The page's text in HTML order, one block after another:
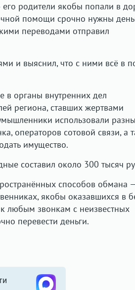
родители якобы попали в
помощи срочно нужны
переводами отправил
и выяснил, что с ними всё в
органы внутренних дел
региона, ставших жертвами
использовали
операторов сотовой связи, а
имущество.
составил около 300 тысяч
способов обмана
якобы оказавшихся в
любым звонкам с неизвестных
перевести деньги.